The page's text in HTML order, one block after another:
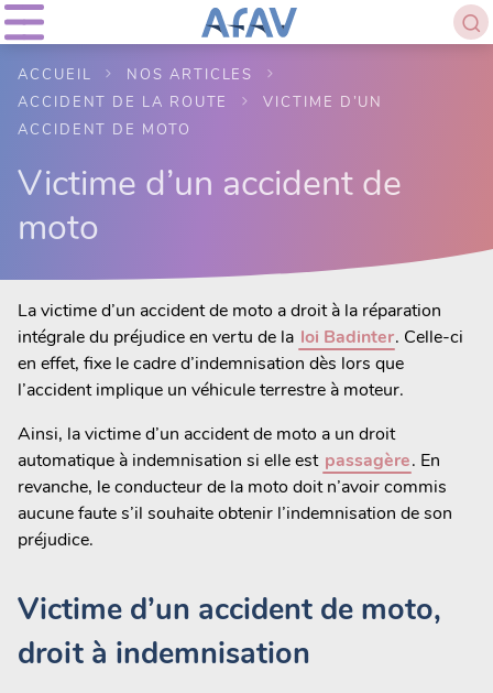
ACCUEIL
NOS ARTICLES
ACCIDENT DE LA ROUTE
VICTIME D’UN
ACCIDENT DE MOTO
Victime d’un accident de
moto
La victime d’un accident de moto a droit à la réparation
intégrale du préjudice en vertu de la loi Badinter. Celle-ci
en effet, fixe le cadre d’indemnisation dès lors que
l’accident implique un véhicule terrestre à moteur.
Ainsi, la victime d’un accident de moto a un droit
automatique à indemnisation si elle est passagère. En
revanche, le conducteur de la moto doit n’avoir commis
aucune faute s’il souhaite obtenir l’indemnisation de son
préjudice.
Victime d’un accident de moto,
droit à indemnisation